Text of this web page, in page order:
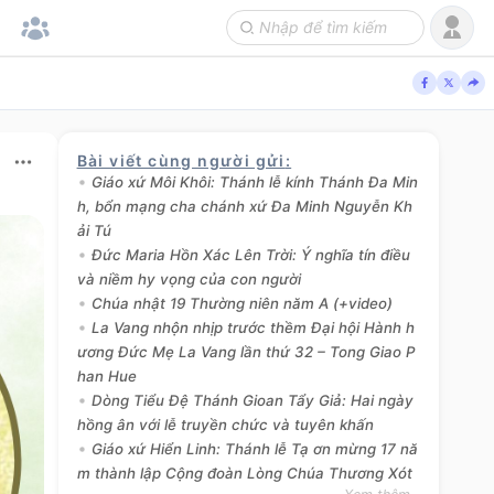
Bài viết cùng người gửi :
Giáo xứ Môi Khôi: Thánh lễ kính Thánh Đa Min
h, bổn mạng cha chánh xứ Đa Minh Nguyễn Kh
ải Tú
Đức Maria Hồn Xác Lên Trời: Ý nghĩa tín điều
và niềm hy vọng của con người
Chúa nhật 19 Thường niên năm A (+video)
La Vang nhộn nhịp trước thềm Đại hội Hành h
ương Đức Mẹ La Vang lần thứ 32 – Tong Giao P
han Hue
Dòng Tiểu Đệ Thánh Gioan Tẩy Giả: Hai ngày
hồng ân với lễ truyền chức và tuyên khấn
Giáo xứ Hiển Linh: Thánh lễ Tạ ơn mừng 17 nă
m thành lập Cộng đoàn Lòng Chúa Thương Xót